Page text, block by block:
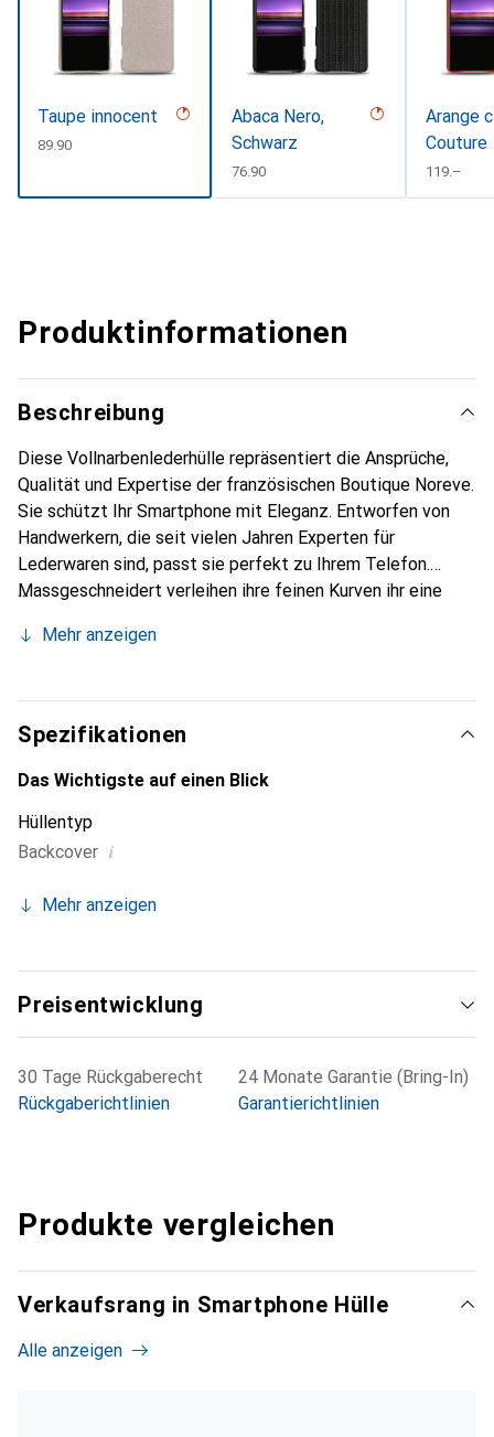
Taupe innocent
CHF
89.90
Abaca Nero,
Schwarz
CHF
76.90
Arange
Couture
CHF
119.–
Produktinformationen
Beschreibung
Diese Vollnarbenlederhülle repräsentiert die Ansprüche,
Qualität und Expertise der französischen Boutique Noreve.
Sie schützt Ihr Smartphone mit Eleganz. Entworfen von
Handwerkern, die seit vielen Jahren Experten für
Lederwaren sind, passt sie perfekt zu Ihrem Telefon.
Massgeschneidert verleihen ihre feinen Kurven ihr eine
unverzichtbaren Accessoire für Ihr Smartphone.
die Marke Noreve eine sichere Wahl für eine
anspruchsvolle Kundschaft.
Mehr anzeigen
Spezifikationen
Das Wichtigste auf einen Blick
Hüllentyp
Backcover i
Mehr anzeigen
Preisentwicklung
30 Tage Rückgaberecht
Rückgaberichtlinien
24 Monate Garantie (Bring-In)
Garantierichtlinien
Produkte vergleichen
Verkaufsrang in Smartphone Hülle
Alle anzeigen